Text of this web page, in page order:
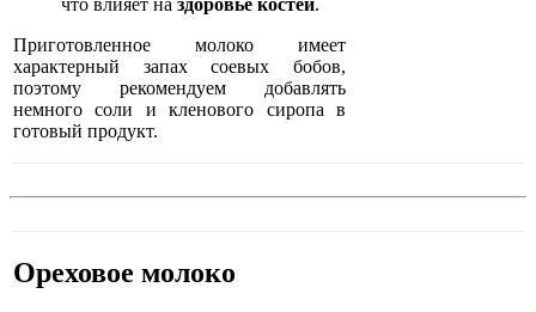
что влияет на здоровье костей.
Приготовленное молоко имеет
характерный запах соевых бобов,
поэтому рекомендуем добавлять
немного соли и кленового сиропа в
готовый продукт.
Ореховое молоко